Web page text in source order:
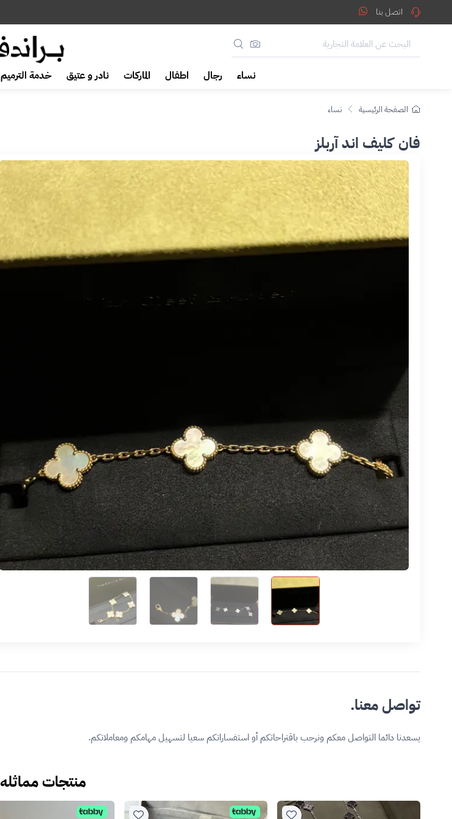
اتصل بنا
نساء رجال اطفال الماركات نادر و عتيق خدمة الترميم
الصفحة الرئيسية نساء
فان كليف اند آربلز
تواصل معنا.
يسعدنا دائما التواصل معكم ونرحب باقتراحاتكم أو استفساراتكم سعيا لتسهيل مهامكم ومعاملاتكم.
منتجات مماثله